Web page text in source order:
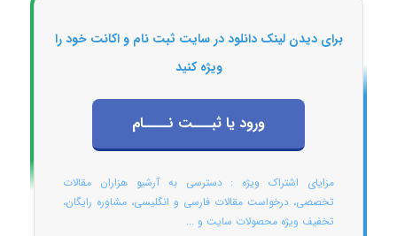
برای دیدن لینک دانلود در سایت ثبت نام و اکانت خود را
ویژه کنید
ورود یا ثبـــت نــــام
مزایای اشتراک ویژه : دسترسی به آرشیو هزاران مقالات
تخصصی، درخواست مقالات فارسی و انگلیسی، مشاوره رایگان،
تخفیف ویژه محصولات سایت و ...